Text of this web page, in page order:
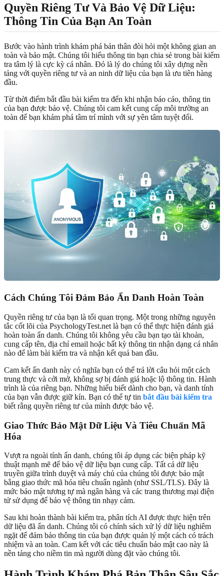
Quyền Riêng Tư Và Bảo Vệ Dữ Liệu:
Thông Tin Của Bạn An Toàn
Bước vào hành trình khám phá bản thân đòi hỏi một không gian an
toàn và bảo mật. Chúng tôi hiểu thông tin bạn chia sẻ trong bài kiểm
tra tâm lý là cực kỳ cá nhân. Đó là lý do chúng tôi xây dựng nền
tảng với quyền riêng tư và an ninh dữ liệu của bạn là ưu tiên hàng
đầu.
Từ thời điểm bắt đầu bài kiểm tra đến khi nhận báo cáo, thông tin
của bạn được bảo vệ. Chúng tôi cam kết cung cấp môi trường an
toàn để bạn khám phá tâm trí mình với sự yên tâm tuyệt đối.
Cách Chúng Tôi Đảm Bảo Ẩn Danh Hoàn Toàn
Quyền riêng tư của bạn là tối quan trọng. Một trong những nguyên
tắc cốt lõi của PsychologyTest.net là bạn có thể thực hiện đánh giá
hoàn toàn ẩn danh. Chúng tôi không yêu cầu bạn tạo tài khoản,
cung cấp tên, địa chỉ email hoặc bất kỳ thông tin nhận dạng cá nhân
nào để làm bài kiểm tra và nhận kết quả ban đầu.
Cam kết ẩn danh này có nghĩa bạn có thể trả lời câu hỏi một cách
trung thực và cởi mở, không sợ bị đánh giá hoặc lộ thông tin. Hành
trình là của riêng bạn. Những hiểu biết dành cho bạn, và danh tính
của bạn vẫn được giữ kín. Bạn có thể tự tin bắt đầu bài kiểm tra
biết rằng quyền riêng tư của mình được bảo vệ.
Giao Thức Bảo Mật Dữ Liệu Và Tiêu Chuẩn Mã
Hóa
Vượt ra ngoài tính ẩn danh, chúng tôi áp dụng các biện pháp kỹ
thuật mạnh mẽ để bảo vệ dữ liệu bạn cung cấp. Tất cả dữ liệu
truyền giữa trình duyệt và máy chủ của chúng tôi được bảo mật
bằng giao thức mã hóa tiêu chuẩn ngành (như SSL/TLS). Đây là
mức bảo mật tương tự mà ngân hàng và các trang thương mại điện
tử sử dụng để bảo vệ thông tin nhạy cảm.
Sau khi hoàn thành bài kiểm tra, phân tích AI được thực hiện trên
dữ liệu đã ẩn danh. Chúng tôi có chính sách xử lý dữ liệu nghiêm
ngặt để đảm bảo thông tin của bạn được quản lý một cách có trách
nhiệm và an toàn. Cam kết với các tiêu chuẩn bảo mật cao này là
nền tảng cho niềm tin mà người dùng đặt vào chúng tôi.